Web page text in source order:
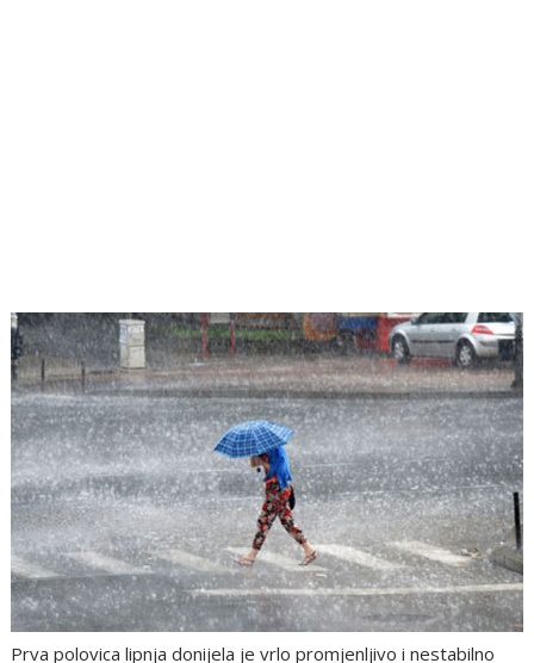
Prva polovica lipnja donijela je vrlo promjenljivo i nestabilno